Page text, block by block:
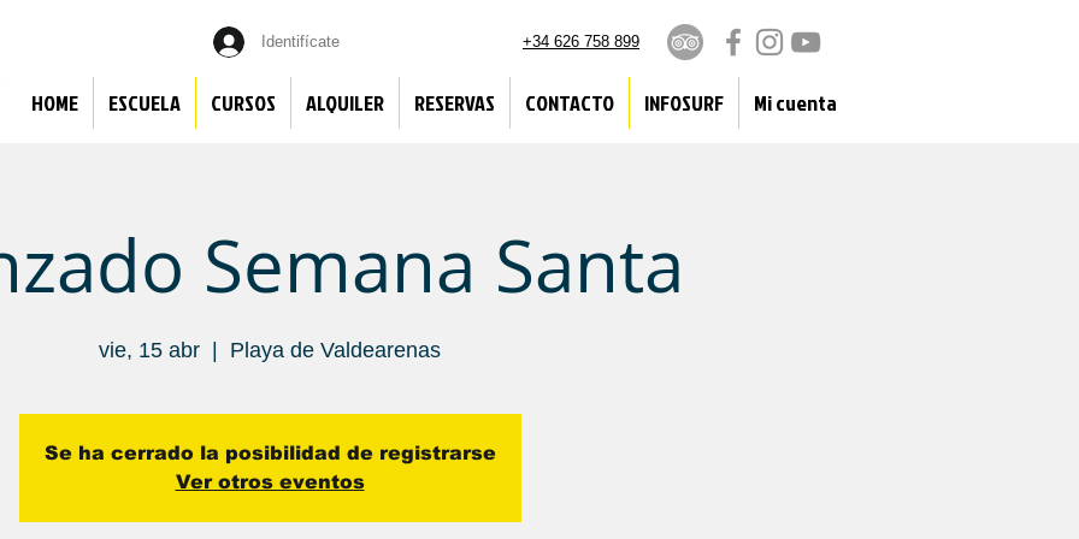
Identifícate +34 626 758 899
HOME ESCUELA CURSOS ALQUILER RESERVAS CONTACTO INFOSURF Mi cuenta
Semana Santa
vie, 15 abr Playa de Valdearenas
Se ha cerrado la posibilidad de registrarse
Ver otros eventos